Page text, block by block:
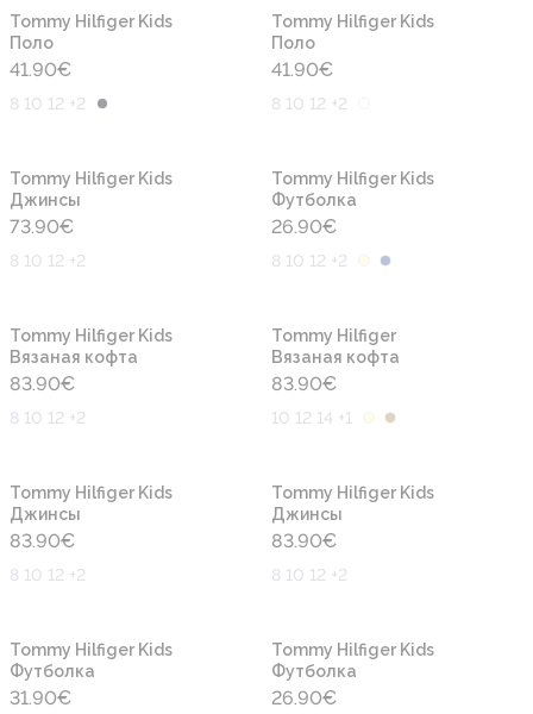
Tommy Hilfiger Kids
Поло
41.90€
8 10 12 +2
Tommy Hilfiger Kids
Поло
41.90€
8 10 12 +2
Tommy Hilfiger Kids
Джинсы
73.90€
8 10 12 +2
Tommy Hilfiger Kids
Футболка
26.90€
8 10 12 +2
Tommy Hilfiger Kids
Вязаная кофта
83.90€
8 10 12 +2
Tommy Hilfiger
Вязаная кофта
83.90€
10 12 14 +1
Tommy Hilfiger Kids
Джинсы
83.90€
8 10 12 +2
Tommy Hilfiger Kids
Джинсы
83.90€
8 10 12 +2
Tommy Hilfiger Kids
Футболка
31.90€
Tommy Hilfiger Kids
Футболка
26.90€